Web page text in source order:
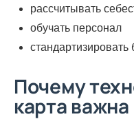
рассчитывать
обучать персонал
стандартизировать
Почему
карта